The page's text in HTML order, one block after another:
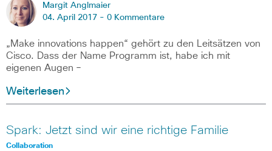
Margit Anglmaier
04. April 2017 - 0 Kommentare
„Make innovations happen“ gehört zu den Leitsätzen von
Cisco. Dass der Name Programm ist, habe ich mit
eigenen Augen –
Weiterlesen
Spark: Jetzt sind wir eine richtige Familie
Collaboration